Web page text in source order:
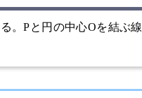
。Pと円の中心Oを結ぶ線